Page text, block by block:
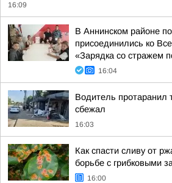
16:09
В Аннинском районе
присоединились ко
«Зарядка со стражем
16:04
Водитель протаранил
сбежал
16:03
Как спасти сливу от
борьбе с грибковыми
16:00